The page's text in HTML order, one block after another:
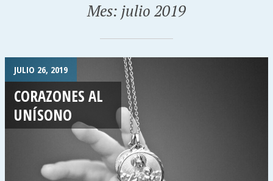
Mes: julio 2019
JULIO 26, 2019
CORAZONES AL
UNÍSONO